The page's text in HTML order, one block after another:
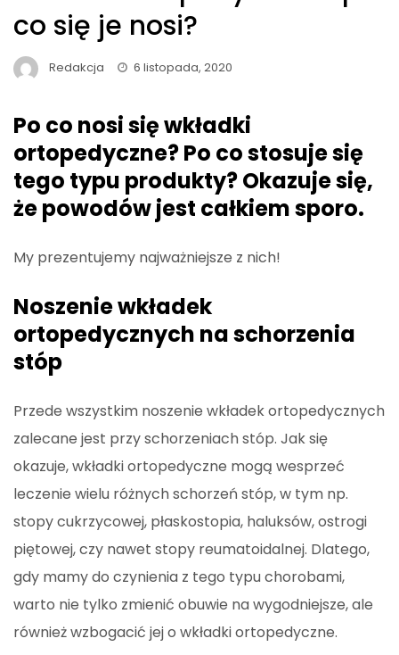
co się je nosi?
Redakcja 6 listopada, 2020
Po co nosi się wkładki
ortopedyczne? Po co stosuje się
tego typu produkty? Okazuje się,
że powodów jest całkiem sporo.
My prezentujemy najważniejsze z nich!
Noszenie wkładek
ortopedycznych na schorzenia
stóp
Przede wszystkim noszenie wkładek ortopedycznych
zalecane jest przy schorzeniach stóp. Jak się
okazuje, wkładki ortopedyczne mogą wesprzeć
leczenie wielu różnych schorzeń stóp, w tym np.
stopy cukrzycowej, płaskostopia, haluksów, ostrogi
piętowej, czy nawet stopy reumatoidalnej. Dlatego,
gdy mamy do czynienia z tego typu chorobami,
warto nie tylko zmienić obuwie na wygodniejsze, ale
również wzbogacić jej o wkładki ortopedyczne.